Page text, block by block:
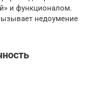
и функционалом.
недоумение